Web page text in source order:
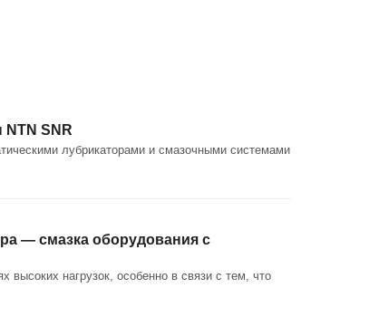
SNR
лубрикаторами и смазочными системами
— смазка оборудования с
нагрузок, особенно в связи с тем, что